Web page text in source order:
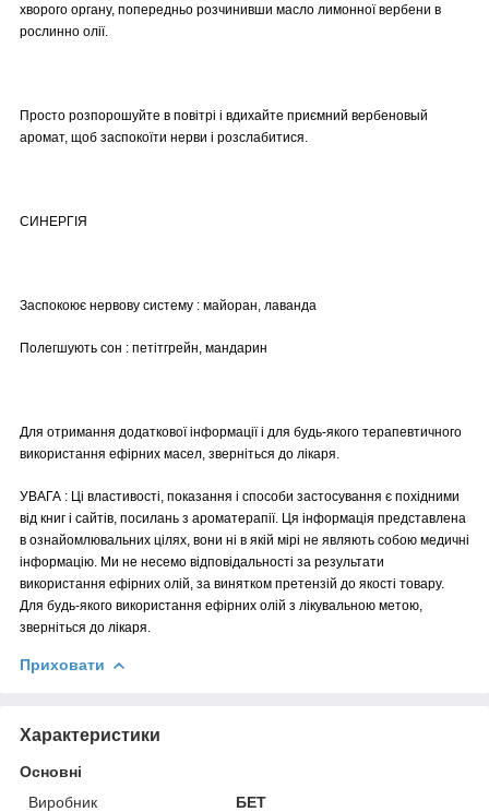
хворого органу, попередньо розчинивши масло лимонної вербени в
рослинно олії.
Просто розпорошуйте в повітрі і вдихайте приємний вербеновый
аромат, щоб заспокоїти нерви і розслабитися.
СИНЕРГІЯ
Заспокоює нервову систему : майоран, лаванда
Полегшують сон : петітгрейн, мандарин
Для отримання додаткової інформації і для будь-якого терапевтичного
використання ефірних масел, зверніться до лікаря.
УВАГА : Ці властивості, показання і способи застосування є похідними
від книг і сайтів, посилань з ароматерапії. Ця інформація представлена
в ознайомлювальних цілях, вони ні в якій мірі не являють собою медичні
інформацію. Ми не несемо відповідальності за результати
використання ефірних олій, за винятком претензій до якості товару.
Для будь-якого використання ефірних олій з лікувальною метою,
зверніться до лікаря.
Приховати
Характеристики
Основні
Виробник
БЕТ